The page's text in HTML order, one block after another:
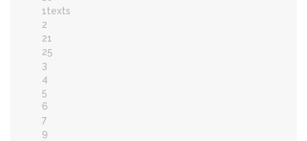
1texts
2
21
25
3
4
5
6
7
9